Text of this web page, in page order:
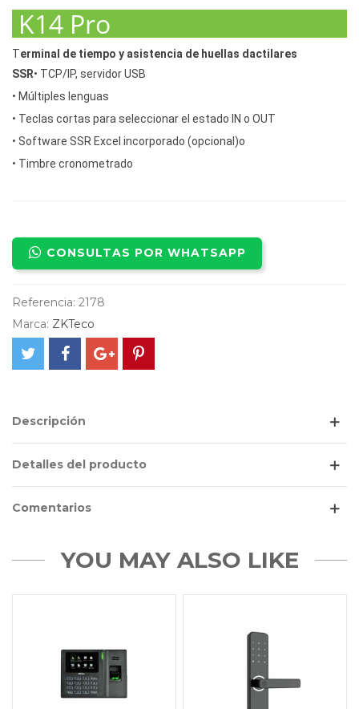
K14 Pro
Terminal de tiempo y asistencia de huellas dactilares
SSR• TCP/IP, servidor USB
• Múltiples lenguas
• Teclas cortas para seleccionar el estado IN o OUT
• Software SSR Excel incorporado (opcional)o
• Timbre cronometrado
CONSULTAS POR WHATSAPP
Referencia: 2178
Marca: ZKTeco
Descripción
Detalles del producto
Comentarios
YOU MAY ALSO LIKE